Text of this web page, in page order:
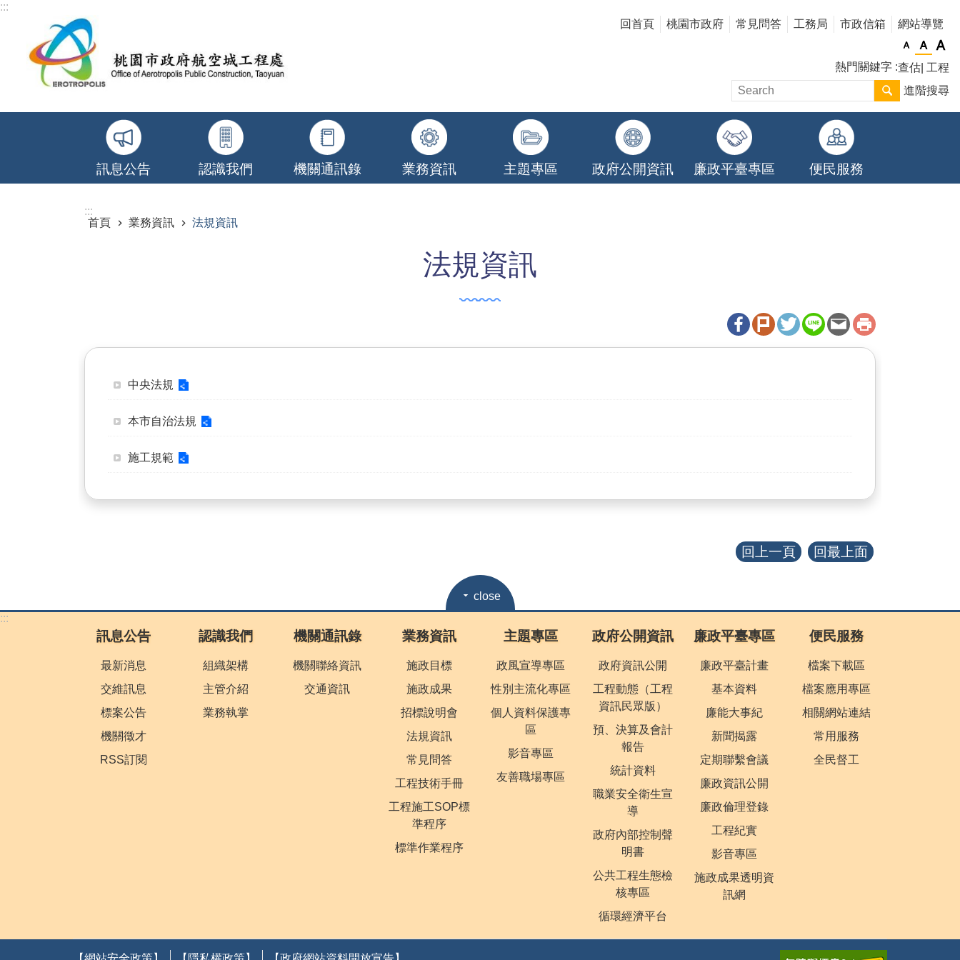
跳到主要內容區塊
:::
回首頁
桃園市政府 常見問答 工務局 市政信箱 網站導覽
熱門關鍵字 查估 工程
進階搜尋
訊息公告 認識我們 機關通訊錄 業務資訊 主題專區 政府公開資訊 廉政平臺專區 便民服務
:::
首頁
業務資訊 法規資訊
法規資訊
中央法規
本市自治法規
施工規範
回上一頁 回最上面
close
:::
訊息公告
最新消息
交維訊息
標案公告
機關徵才
RSS訂閱
認識我們
組織架構
主管介紹
業務執掌
機關通訊錄
機關聯絡資訊
交通資訊
業務資訊
施政目標
施政成果
招標說明會
法規資訊
常見問答
工程技術手冊
工程施工SOP標
準程序
標準作業程序
主題專區
政風宣導專區
性別主流化專區
個人資料保護專
區
影音專區
友善職場專區
政府公開資訊
政府資訊公開
工程動態（工程
資訊民眾版）
預、決算及會計
報告
統計資料
職業安全衛生宣
導
政府內部控制聲
明書
公共工程生態檢
核專區
循環經濟平台
廉政平臺專區
廉政平臺計畫
基本資料
廉能大事紀
新聞揭露
定期聯繫會議
廉政資訊公開
廉政倫理登錄
工程紀實
影音專區
施政成果透明資
訊網
便民服務
檔案下載區
檔案應用專區
相關網站連結
常用服務
全民督工